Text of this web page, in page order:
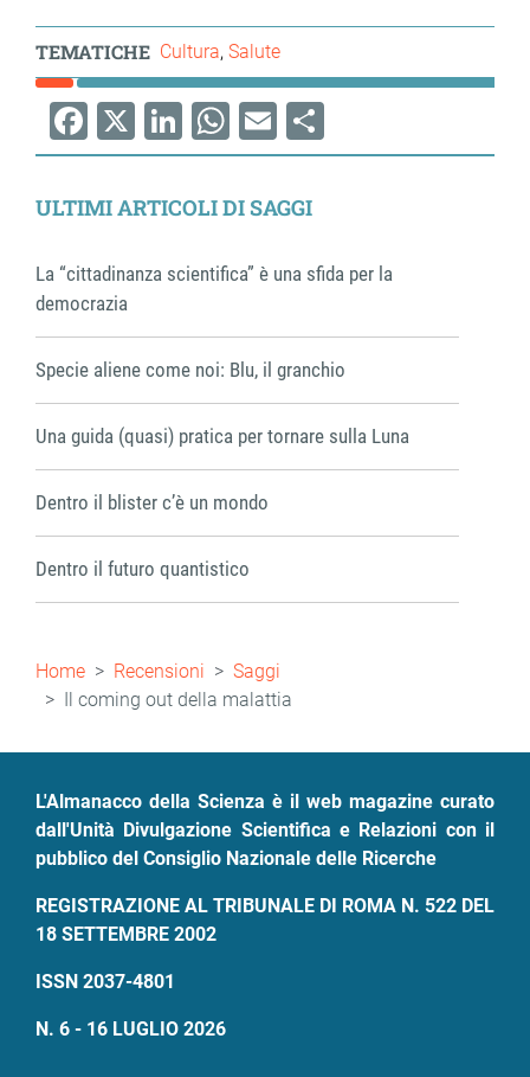
TEMATICHE Cultura Salute
Facebook
X LinkedIn
WhatsApp
EmailShare
ULTIMI ARTICOLI DI SAGGI
La “cittadinanza scientifica” è una sfida per la
democrazia
Specie aliene come noi: Blu, il granchio
Una guida (quasi) pratica per tornare sulla Luna
Dentro il blister c’è un mondo
Dentro il futuro quantistico
Briciole
di
pane
Home Recensioni
Saggi
Il coming out della malattia
L'Almanacco della Scienza è il web magazine curato
dall'Unità Divulgazione Scientifica e Relazioni con il
pubblico del Consiglio Nazionale delle Ricerche
REGISTRAZIONE AL TRIBUNALE DI ROMA N. 522 DEL
18 SETTEMBRE 2002
ISSN 2037-4801
N. 6 - 16 LUGLIO 2026